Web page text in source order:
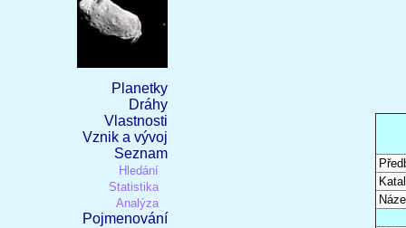
Planetky
Dráhy
Vlastnosti
Vznik a vývoj
Seznam
Hledání
Statistika
Analýza
Pojmenování